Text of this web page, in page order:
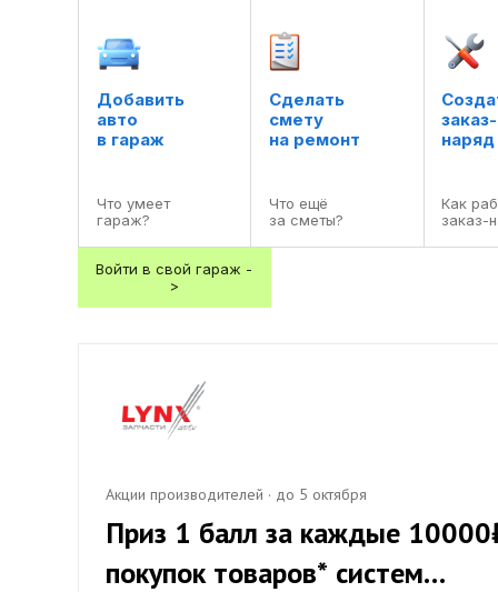
Добавить
авто
в гараж
Что умеет
гараж?
Сделать
смету
на ремонт
Что ещё
за сметы?
заказ-
наряд
Как
заказ-
Войти в свой гараж -
>
Акции производителей · до 5 октября
Приз 1 балл за каждые
покупок товаров* систем